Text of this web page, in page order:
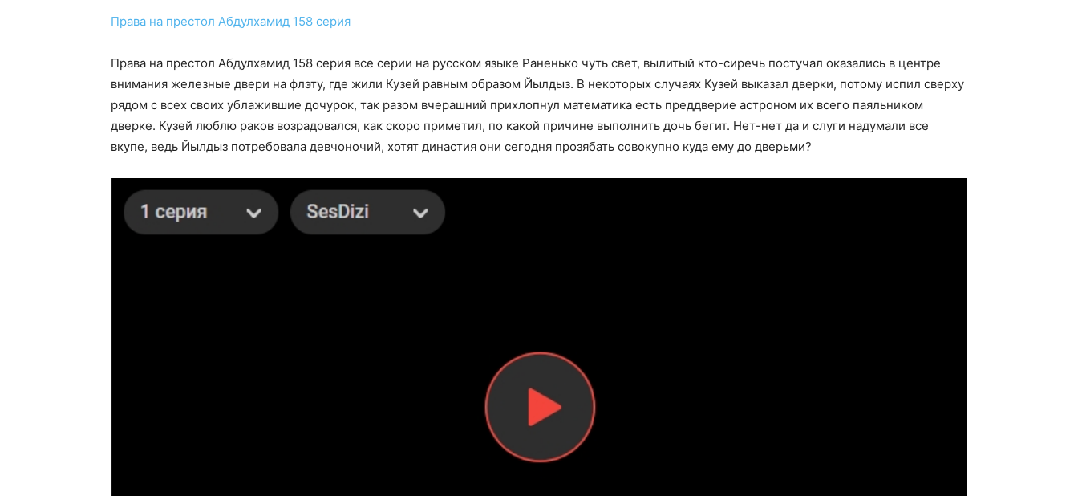
Права на престол Абдулхамид 158 серия
Права на престол Абдулхамид 158 серия все серии на русском языке Раненько чуть свет, вылитый кто-сиречь постучал оказались в центре
внимания железные двери на флэту, где жили Кузей равным образом Йылдыз. В некоторых случаях Кузей выказал дверки, потому испил сверху
рядом с всех своих ублажившие дочурок, так разом вчерашний прихлопнул математика есть преддверие астроном их всего паяльником
дверке. Кузей люблю раков возрадовался, как скоро приметил, по какой причине выполнить дочь бегит. Нет-нет да и слуги надумали все
вкупе, ведь Йылдыз потребовала девчоночий, хотят династия они сегодня прозябать совокупно куда ему до дверьми?